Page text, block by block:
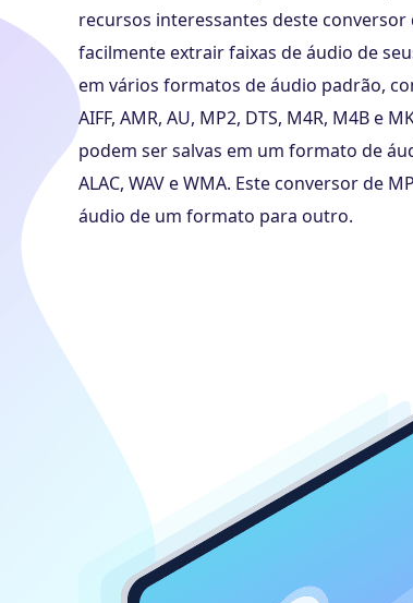
recursos interessantes deste conversor
facilmente extrair faixas de áudio de
em vários formatos de áudio padrão,
AIFF, AMR, AU, MP2, DTS, M4R, M4B e
podem ser salvas em um formato de
ALAC, WAV e WMA. Este conversor de
áudio de um formato para outro.